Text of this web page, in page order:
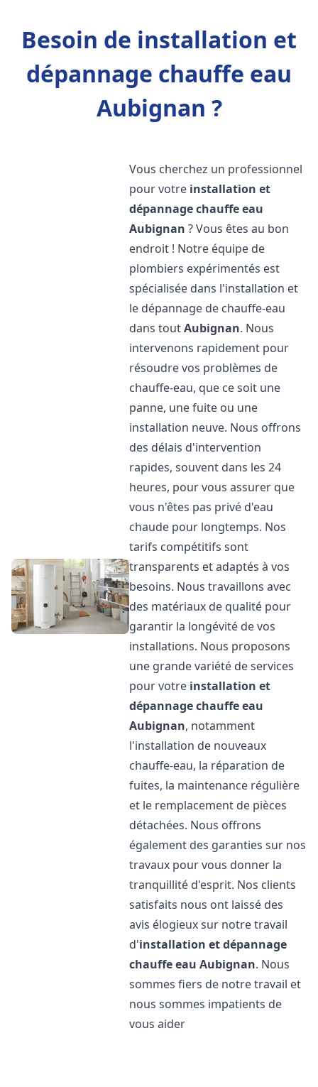
Besoin de installation et
dépannage chauffe eau
Aubignan ?
Vous cherchez un professionnel
pour votre installation et
dépannage chauffe eau
Aubignan ? Vous êtes au bon
endroit ! Notre équipe de
plombiers expérimentés est
spécialisée dans l'installation et
le dépannage de chauffe-eau
dans toutAubignan. Nous
intervenons rapidement pour
résoudre vos problèmes de
chauffe-eau, que ce soit une
panne, une fuite ou une
installation neuve. Nous offrons
des délais d'intervention
rapides, souvent dans les 24
heures, pour vous assurer que
vous n'êtes pas privé d'eau
chaude pour longtemps. Nos
tarifs compétitifs sont
transparents et adaptés à vos
besoins. Nous travaillons avec
des matériaux de qualité pour
garantir la longévité de vos
installations. Nous proposons
une grande variété de services
pour votre installation et
dépannage chauffe eau
Aubignan, notamment
l'installation de nouveaux
chauffe-eau, la réparation de
fuites, la maintenance régulière
et le remplacement de pièces
détachées. Nous offrons
également des garanties sur nos
travaux pour vous donner la
tranquillité d'esprit. Nos clients
satisfaits nous ont laissé des
avis élogieux sur notre travail
d'installation et dépannage
chauffe eau Aubignan. Nous
sommes fiers de notre travail et
nous sommes impatients de
vous aider